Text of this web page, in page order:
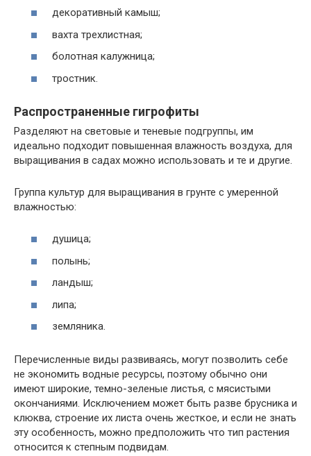
декоративный камыш;
вахта трехлистная;
болотная калужница;
тростник.
Распространенные гигрофиты
Разделяют на световые и теневые подгруппы, им
идеально подходит повышенная влажность воздуха, для
выращивания в садах можно использовать и те и другие.
Группа культур для выращивания в грунте с умеренной
влажностью:
душица;
полынь;
ландыш;
липа;
земляника.
Перечисленные виды развиваясь, могут позволить себе
не экономить водные ресурсы, поэтому обычно они
имеют широкие, темно-зеленые листья, с мясистыми
окончаниями. Исключением может быть разве брусника и
клюква, строение их листа очень жесткое, и если не знать
эту особенность, можно предположить что тип растения
относится к степным подвидам.